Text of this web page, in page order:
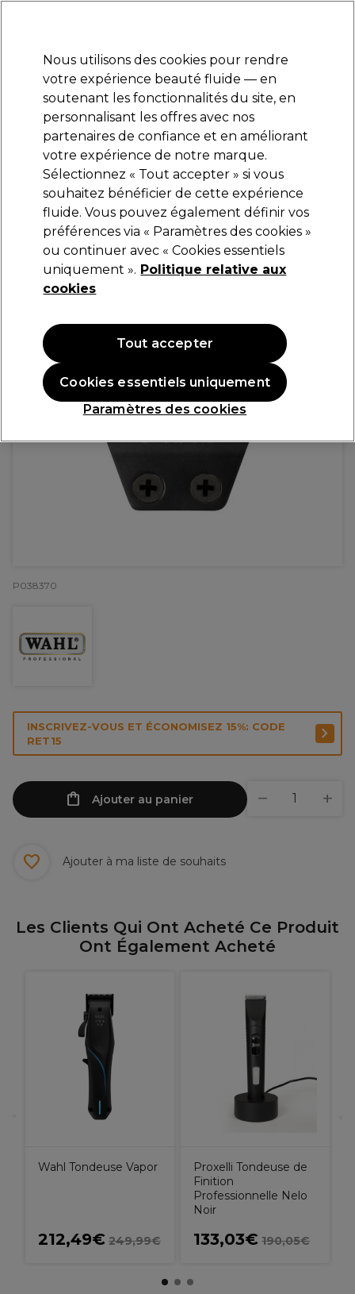
Se connecter
Marques Bons plans Coiffure Electro et Matériel
Livraison et délais
lire la suite
Wahl Tête de coupe HiViz Eu
)
65,19 €
P038370
INSCRIVEZ-VOUS ET ÉCONOMISEZ 15%: CODE
RET15
Ajouter au panier
Ajouter à ma liste de souhaits
Les Clients Qui Ont Acheté Ce Produit
Ont Également Acheté
Wahl Tondeuse Vapor
212,49€ 249,99€
Proxelli Tondeuse de
Finition
Professionnelle Nelo
Noir
133,03€ 190,05€
Nous utilisons des cookies pour rendre
votre expérience beauté fluide — en
soutenant les fonctionnalités du site, en
personnalisant les offres avec nos
partenaires de confiance et en améliorant
votre expérience de notre marque.
Sélectionnez « Tout accepter » si vous
souhaitez bénéficier de cette expérience
fluide. Vous pouvez également définir vos
préférences via « Paramètres des cookies »
ou continuer avec « Cookies essentiels
uniquement ». Politique relative aux
cookies
Paramètres des cookies
Cookies essentiels uniquement
Tout accepter